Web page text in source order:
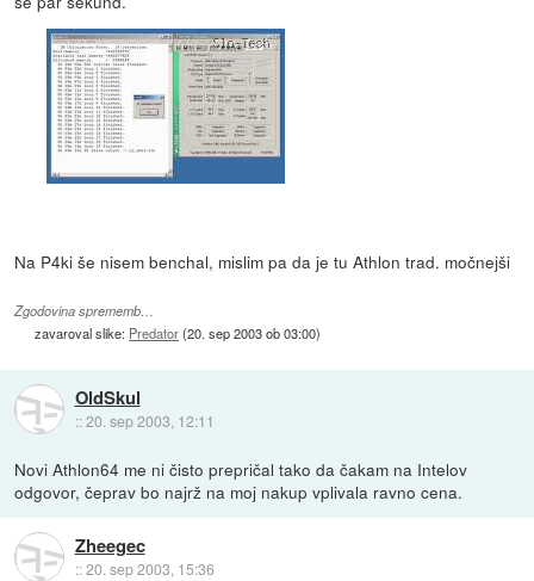
Na P4ki še nisem benchal, mislim pa da je tu Athlon trad. močnejši
Zgodovina sprememb…
zavaroval slike: Predator(20. sep 2003 ob 03:00)
OldSkul
::20. sep 2003, 12:11
Novi Athlon64 me ni čisto prepričal tako da čakam na Intelov
odgovor, čeprav bo najrž na moj nakup vplivala ravno cena.
Zheegec
::20. sep 2003, 15:36